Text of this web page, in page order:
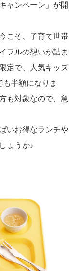
ャンペーン」が開
こそ、子育て世帯
フルの想いが詰ま
定で、人気キッズ
も半額になりま
も対象なので、急
いお得なランチや
ょうか♪